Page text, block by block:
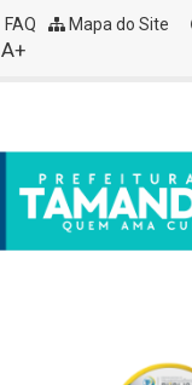
FAQ Mapa do Site
A+